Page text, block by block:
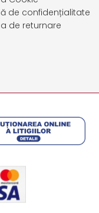
de confidențialitate
de returnare